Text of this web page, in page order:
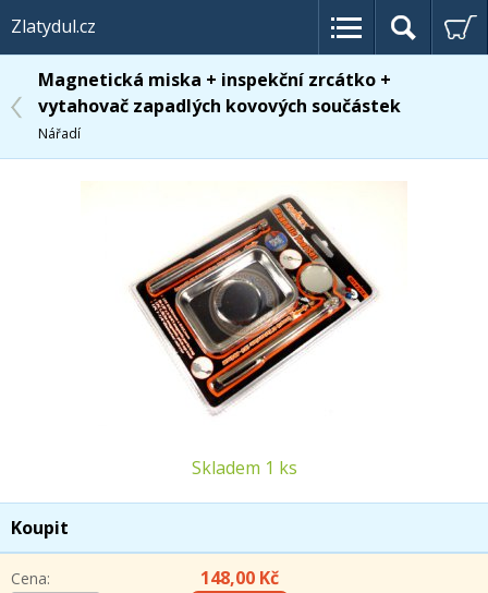
Zlatydul.cz
Magnetická miska + inspekční zrcátko +
vytahovač zapadlých kovových součástek
Nářadí
Skladem 1 ks
Koupit
Cena: 148,00 Kč